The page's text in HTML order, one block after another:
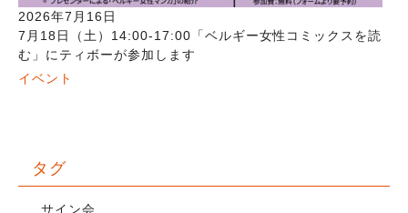
2026年7月16日
7月18日（土）14:00-17:00「ベルギー女性コミックスを読
む」にティボーが参加します
イベント
タグ
サイン会